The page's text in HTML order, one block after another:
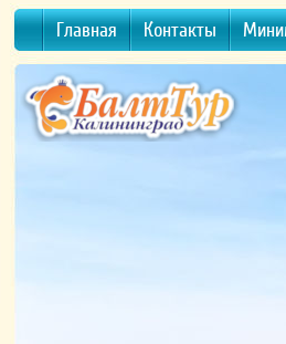
Главная Контакты